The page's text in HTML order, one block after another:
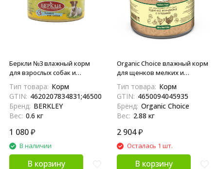
Беркли №3 влажный корм
для взрослых собак и
Тип товара: Корм
GTIN: 4620207834831;4650094044679
Бренд: BERKLEY
Вес: 0.6 кг
1 080₽
В наличии
В корзину
Organic Сhoice влажный корм
для щенков мелких и
индейка с ягодами, в
консервах - 240 г х 12 шт
Тип товара: Корм
GTIN: 4650094045935
Бренд: Organic Choice
Вес: 2.88 кг
2 904₽
Осталась 1 шт.
В корзину